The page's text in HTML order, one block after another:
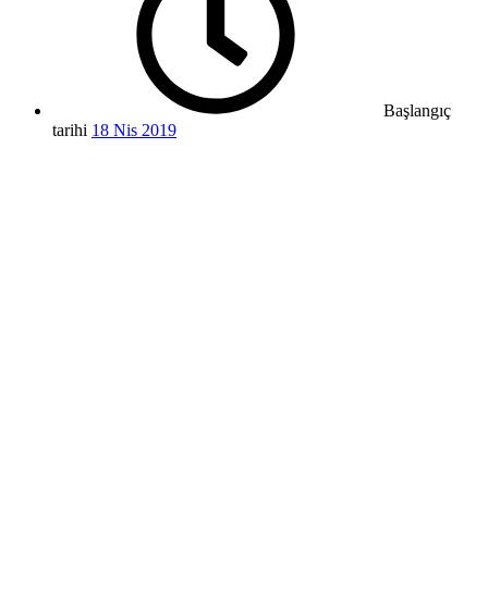
Başlangıç
tarihi 18 Nis 2019